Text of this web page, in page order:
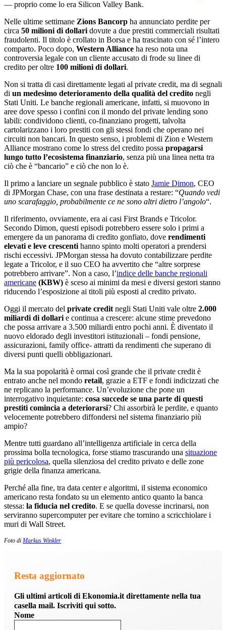
— proprio come lo era Silicon Valley Bank.
Nelle ultime settimane Zions Bancorp ha annunciato perdite per
circa 50 milioni di dollari dovute a due prestiti commerciali risultati
fraudolenti. Il titolo è crollato in Borsa e ha trascinato con sé l’intero
comparto. Poco dopo, Western Alliance ha reso nota una
controversia legale con un cliente accusato di frode su linee di
credito per oltre 100 milioni di dollari.
Non si tratta di casi direttamente legati al private credit, ma di segnali
di un medesimo deterioramento della qualità del credito negli
Stati Uniti. Le banche regionali americane, infatti, si muovono in
aree dove spesso i confini con il mondo del private lending sono
labili: condividono clienti, co-finanziano progetti, talvolta
cartolarizzano i loro prestiti con gli stessi fondi che operano nei
circuiti non bancari. In questo senso, i problemi di Zion e Western
Alliance mostrano come lo stress del credito possa propagarsi
lungo tutto l’ecosistema finanziario, senza più una linea netta tra
ciò che è “bancario” e ciò che non lo è.
Il primo a lanciare un segnale pubblico è stato Jamie Dimon, CEO
di JPMorgan Chase, con una frase destinata a restare: “Quando vedi
uno scarafaggio, probabilmente ce ne sono altri dietro l’angolo“.
Il riferimento, ovviamente, era ai casi First Brands e Tricolor.
Secondo Dimon, questi episodi potrebbero essere solo i primi a
emergere da un panorama di credito gonfiato, dove rendimenti
elevati e leve crescenti hanno spinto molti operatori a prendersi
rischi eccessivi. JPMorgan stessa ha dovuto contabilizzare perdite
legate a Tricolor, e il suo CEO ha avvertito che “altre sorprese
potrebbero arrivare”. Non a caso, l’indice delle banche regionali
americane (KBW) è sceso ai minimi da mesi e diversi gestori stanno
riducendo l’esposizione ai titoli più esposti al credito privato.
Oggi il mercato del private credit negli Stati Uniti vale oltre 2.000
miliardi di dollari e continua a crescere: alcune stime prevedono
che possa arrivare a 3.500 miliardi entro pochi anni. È diventato il
nuovo eldorado degli investitori istituzionali – fondi pensione,
assicurazioni, family office- attratti da rendimenti che superano di
diversi punti quelli obbligazionari.
Ma la sua popolarità è ormai così grande che il private credit è
entrato anche nel mondo retail, grazie a ETF e fondi indicizzati che
ne replicano la performance. Un’evoluzione che pone un
interrogativo inquietante: cosa succede se una parte di questi
prestiti comincia a deteriorarsi? Chi assorbirà le perdite, e quanto
velocemente potrebbero diffondersi nel sistema finanziario più
ampio?
Mentre tutti guardano all’intelligenza artificiale in cerca della
prossima bolla tecnologica, forse stiamo trascurando una situazione
più pericolosa, quella silenziosa del credito privato e delle zone
grigie della finanza americana.
Perché alla fine, tra data center e algoritmi, il sistema economico
americano resta fondato su un elemento antico quanto la banca
stessa: la fiducia nel credito. E se quella dovesse incrinarsi, non
serviranno supercomputer per evitare che tornino a scricchiolare i
muri di Wall Street.
Foto di Markus Winkler
Resta aggiornato
Gli ultimi articoli di Ekonomia.it direttamente nella tua
casella mail. Iscriviti qui sotto.
Nome